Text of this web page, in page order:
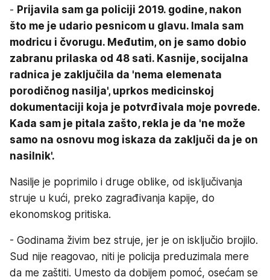
- Prijavila sam ga policiji 2019. godine, nakon
što me je udario pesnicom u glavu. Imala sam
modricu i čvorugu. Međutim, on je samo dobio
zabranu prilaska od 48 sati. Kasnije, socijalna
radnica je zaključila da 'nema elemenata
porodičnog nasilja', uprkos medicinskoj
dokumentaciji koja je potvrđivala moje povrede.
Kada sam je pitala zašto, rekla je da 'ne može
samo na osnovu mog iskaza da zaključi da je on
nasilnik'.
Nasilje je poprimilo i druge oblike, od isključivanja
struje u kući, preko zagrađivanja kapije, do
ekonomskog pritiska.
- Godinama živim bez struje, jer je on isključio brojilo.
Sud nije reagovao, niti je policija preduzimala mere
da me zaštiti. Umesto da dobijem pomoć, osećam se